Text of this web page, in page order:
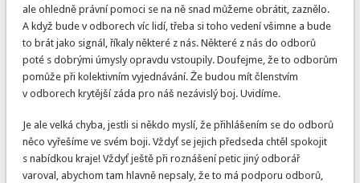
ale ohledně právní pomoci se na ně snad můžeme obrátit, zaznělo.
A když bude v odborech víc lidí, třeba si toho vedení všimne a bude
to brát jako signál, říkaly některé z nás. Některé z nás do odborů
poté s dobrými úmysly opravdu vstoupily. Doufejme, že to odborům
pomůže při kolektivním vyjednávání. Že budou mít členstvím
v odborech krytější záda pro náš nezávislý boj. Uvidíme.
Je ale velká chyba, jestli si někdo myslí, že přihlášením se do odborů
něco vyřešíme ve svém boji. Vždyť se jejich předseda chtěl spokojit
s nabídkou kraje! Vždyť ještě při roznášení petic jiný odborář
varoval, abychom tam hlavně nepsaly, že to má podporu odborů,